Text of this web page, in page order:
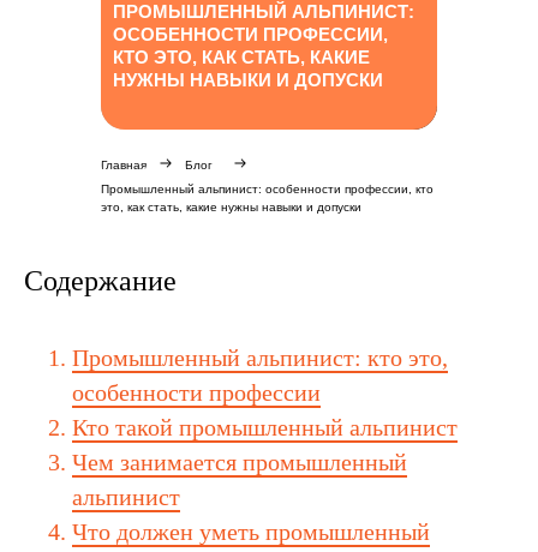
ПРОМЫШЛЕННЫЙ АЛЬПИНИСТ:
ОСОБЕННОСТИ ПРОФЕССИИ,
КТО ЭТО, КАК СТАТЬ, КАКИЕ
НУЖНЫ НАВЫКИ И ДОПУСКИ
Главная
Блог
Промышленный альпинист: особенности профессии, кто
это, как стать, какие нужны навыки и допуски
Содержание
Промышленный альпинист: кто это,
особенности профессии
Кто такой промышленный альпинист
Чем занимается промышленный
альпинист
Что должен уметь промышленный